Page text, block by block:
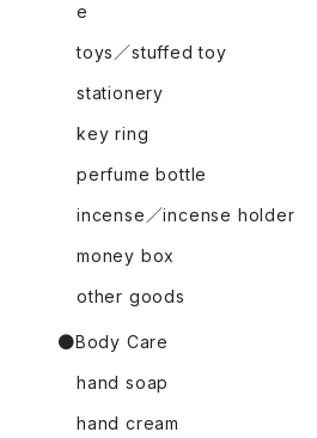
e
toys／stuffed toy
stationery
key ring
perfume bottle
incense／incense holder
money box
other goods
●Body Care
hand soap
hand cream